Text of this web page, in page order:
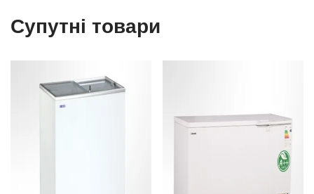
Супутні товари